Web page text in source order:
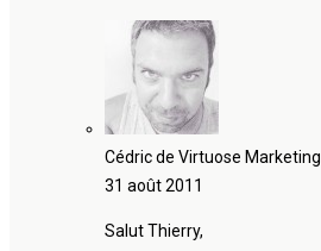
Cédric de Virtuose Marketing
31 août 2011
Salut Thierry,